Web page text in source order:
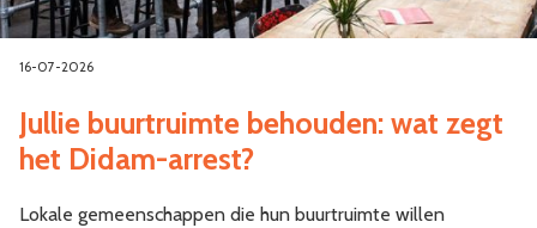
16-07-2026
Jullie buurtruimte behouden: wat zegt
het Didam-arrest?
Lokale gemeenschappen die hun buurtruimte willen